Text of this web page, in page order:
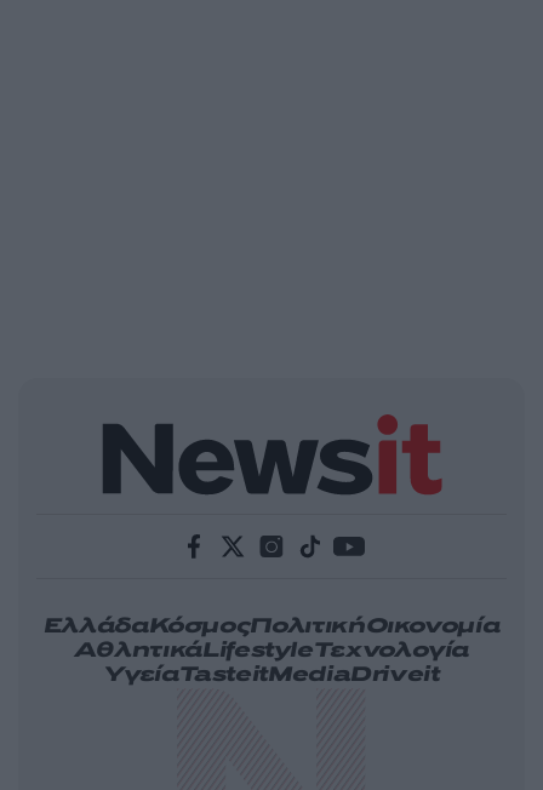
ΕλλάδαΚόσμοςΠολιτικήΟικονομία
ΑθλητικάLifestyleΤεχνολογία
ΥγείαTasteitMediaDriveit